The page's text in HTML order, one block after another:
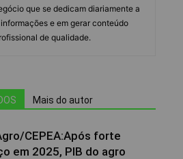
que se dedicam diariamente a
e em gerar conteúdo
de qualidade.
Mais do autor
CEPEA:Após forte
em 2025, PIB do agro